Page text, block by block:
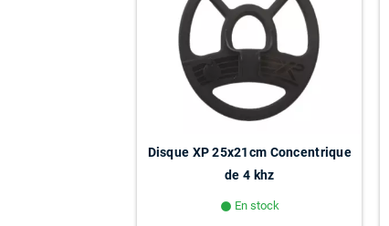
Disque XP 25x21cm Concentrique
de 4 khz
lens En stock